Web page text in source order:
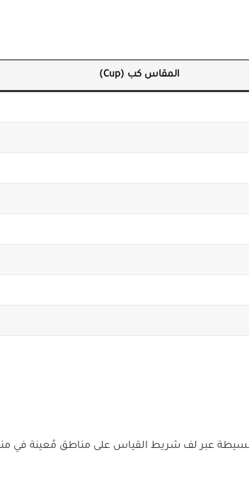
المقاس كب (Cup)
بسيطة عبر لف شريط القياس على مناطق مُعينة في